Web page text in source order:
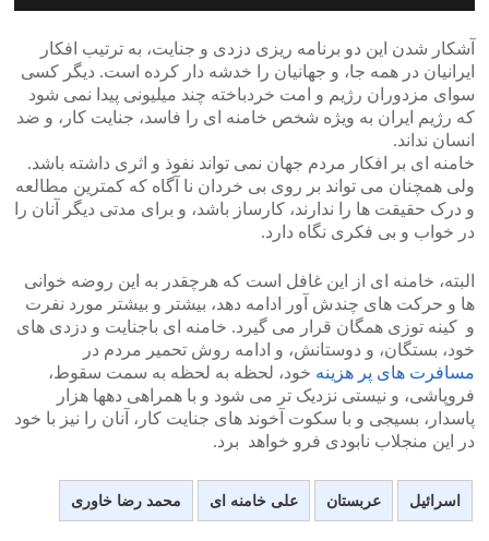
آشکار شدن این دو برنامه ریزی دزدی و جنایت، به ترتیب افکار
ایرانیان در همه جا، و جهانیان را خدشه دار کرده است. دیگر کسی
سوای مزدوران رژیم و امت خردباخته چند میلیونی پیدا نمی شود
که رژیم ایران به ویژه شخص خامنه ای را فاسد، جنایت کار، و ضد
انسان نداند.
خامنه ای بر افکار مردم جهان نمی تواند نفوذ و اثری داشته باشد.
ولی همچنان می تواند بر روی بی خردان نا آگاه که کمترین مطالعه
و درک حقیقت ها را ندارند، کارساز باشد، و برای مدتی دیگر آنان را
در خواب و بی فکری نگاه دارد.
البته، خامنه ای از این غافل است که هرچقدر به این روضه خوانی
ها و حرکت های چندش آور ادامه دهد، بیشتر و بیشتر مورد نفرت
و کینه توزی همگان قرار می گیرد. خامنه ای باجنایت و دزدی های
خود، بستگان، و دوستانش، و ادامه روش تحمیر مردم در
مسافرت های پر هزینه خود، لحظه به لحظه به سمت سقوط،
فروپاشی، و نیستی نزدیک تر می شود و با همراهی دهها هزار
پاسدار، بسیجی و با سکوت آخوند های جنایت کار، آنان را نیز با خود
در این منجلاب نابودی فرو خواهد برد.
اسرائیل عربستان علی خامنه ای محمد رضا خاوری